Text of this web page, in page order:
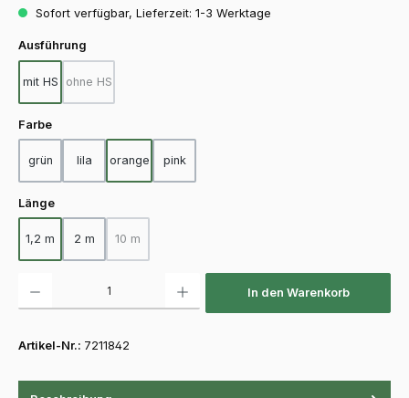
Sofort verfügbar, Lieferzeit: 1-3 Werktage
Ausführung
mit HS ohne HS
(Diese Option ist zurzeit nicht verfügbar.)
Farbeauswählen
grün lila orange pink
Längeauswählen
1,2 m 2 m 10 m
(Diese Option ist zurzeit nicht verfügbar.)
In den Warenkorb
Artikel-Nr.: 7211842